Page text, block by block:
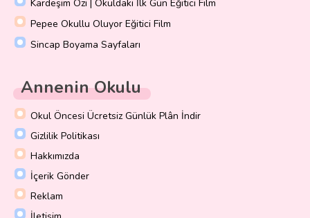
Kardeşim Ozi | Okuldaki İlk Gün Eğitici Film
Pepee Okullu Oluyor Eğitici Film
Sincap Boyama Sayfaları
Annenin Okulu
Okul Öncesi Ücretsiz Günlük Plân İndir
Gizlilik Politikası
Hakkımızda
İçerik Gönder
Reklam